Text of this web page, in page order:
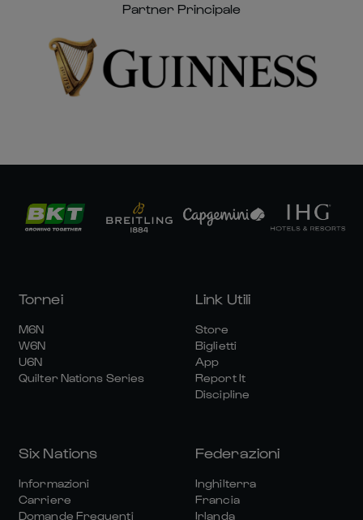
Partner Principale
Tornei
M6N
W6N
U6N
Quilter Nations Series
Link Utili
Store
Biglietti
App
Report It
Discipline
Six Nations
Informazioni
Carriere
Domande Frequenti
Federazioni
Inghilterra
Francia
Irlanda